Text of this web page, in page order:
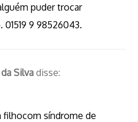
puder trocar
9 98526043.
Silva disse:
síndrome de